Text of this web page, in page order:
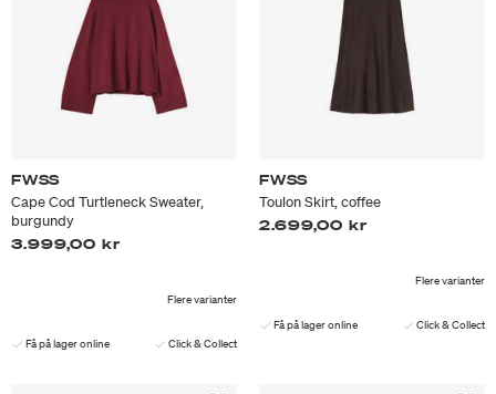
FWSS
Cape Cod Turtleneck Sweater,
burgundy
3.999,00 kr
Flere varianter
Få på lager online Click & Collect
FWSS
Toulon Skirt, coffee
2.699,00 kr
Flere varianter
Få på lager online Click & Collect